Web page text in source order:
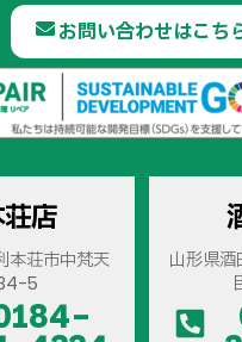
お問い合わせはこち
店
本荘市中梵天
5
山形県